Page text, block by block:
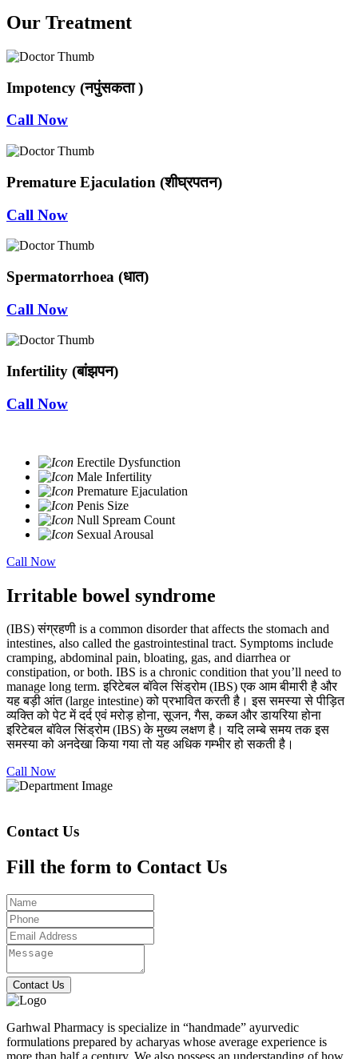
Our Treatment
Impotency (नपुंसकता )
Call Now
Premature Ejaculation (शीघ्रपतन)
Call Now
Spermatorrhoea (धात)
Call Now
Infertility (बांझपन)
Call Now
Erectile Dysfunction
Male Infertility
Premature Ejaculation
Penis Size
Null Spream Count
Sexual Arousal
Call Now
Irritable bowel syndrome
(IBS) संग्रहणी is a common disorder that affects the stomach and
intestines, also called the gastrointestinal tract. Symptoms include
cramping, abdominal pain, bloating, gas, and diarrhea or
constipation, or both. IBS is a chronic condition that you’ll need to
manage long term. इरिटेबल बॉवेल सिंड्रोम (IBS) एक आम बीमारी है और
यह बड़ी आंत (large intestine) को प्रभावित करती है। इस समस्या से पीड़ित
व्यक्ति को पेट में दर्द एवं मरोड़ होना, सूजन, गैस, कब्ज और डायरिया होना
इरिटेबल बॉवेल सिंड्रोम (IBS) के मुख्य लक्षण है। यदि लम्बे समय तक इस
समस्या को अनदेखा किया गया तो यह अधिक गम्भीर हो सकती है।
Call Now
Contact Us
Fill the form to Contact Us
Contact Us
Garhwal Pharmacy is specialize in “handmade” ayurvedic
formulations prepared by acharyas whose average experience is
more than half a century. We also possess an understanding of how